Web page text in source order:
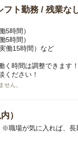
フト勤務 / 残業な
5時間）
5時間）
働15時間）など
く時間は調整できます！
ください！
せん。
）
職場が気に入れば、